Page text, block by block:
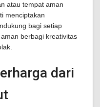
atau tempat aman
menciptakan
bagi setiap
berbagi kreativitas
dari